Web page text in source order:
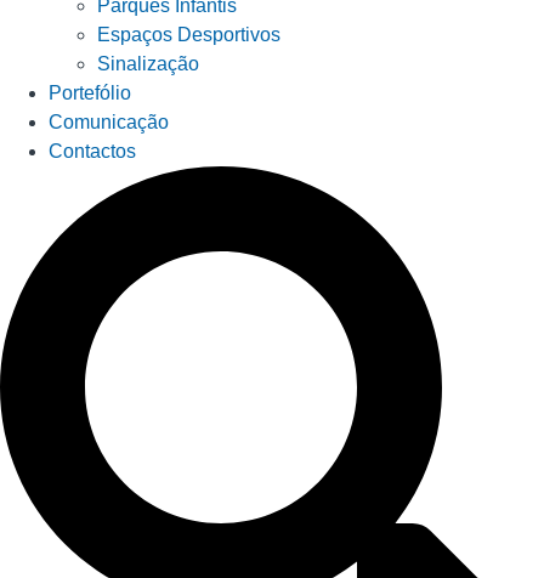
Parques Infantis
Espaços Desportivos
Sinalização
Portefólio
Comunicação
Contactos